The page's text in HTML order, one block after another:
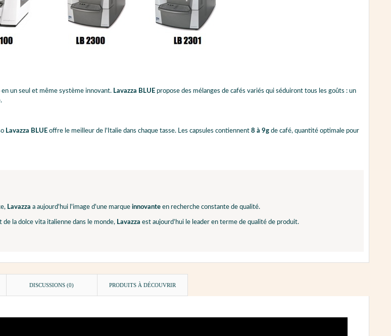
en un seul et même système innovant. Lavazza BLUE propose des mélanges de cafés variés qui séduiront tous les goûts : un
Lavazza BLUE offre le meilleur de l'Italie dans chaque tasse. Les capsules contiennent 8 à 9g de café, quantité optimale pour
Lavazza a aujourd'hui l'image d'une marque innovante en recherche constante de qualité.
de la dolce vita italienne dans le monde, Lavazza est aujourd’hui le leader en terme de qualité de produit.
DISCUSSIONS (0) PRODUITS À DÉCOUVRIR